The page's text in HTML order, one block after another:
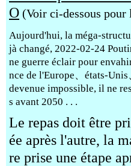
O (Voir ci-dessous pour
Aujourd'hui, la méga-
jà changé, 2022-02-24
ne guerre éclair pour
nce de l'Europe、états-Unis
devenue impossible, il ne
s avant 2050 . . .
Le repas doit être
ée après l'autre, la
re prise une étape